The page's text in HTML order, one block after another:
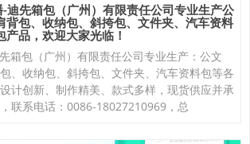
-迪先箱包（广州）有限责任公司专业生产公
背包、收纳包、斜挎包、文件夹、汽车资料
品，欢迎大家光临！
箱包（广州）有限责任公司专业生产：公文
、收纳包、斜挎包、文件夹、汽车资料包等各
计创新、制作精美、款式多样，现货供应并承
联系电话：0086-18027210969，总